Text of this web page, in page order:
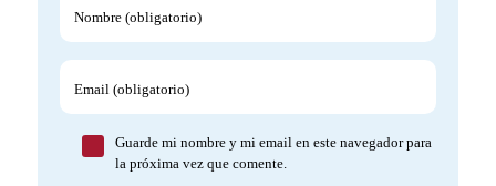
Nombre (obligatorio)
Email (obligatorio)
Guarde mi nombre y mi email en este navegador para
la próxima vez que comente.